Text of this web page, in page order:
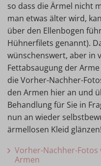
so dass die Ärmel nicht
man etwas älter wird,
über den Ellenbogen
Hühnerfilets genannt).
wünschenswert, aber in
Fettabsaugung der
die Vorher-Nachher-
den Armen hier an und
Behandlung für Sie in
nun an wieder
ärmellosen Kleid glänzen!
Vorher-Nachher-Fotos
Armen